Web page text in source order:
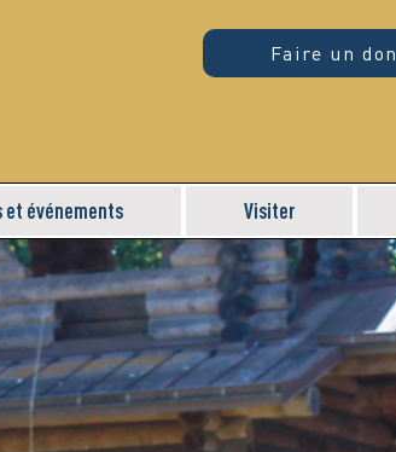
Faire un don
événements Visiter